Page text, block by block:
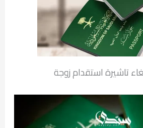
تاشيرة استقدام زوجة